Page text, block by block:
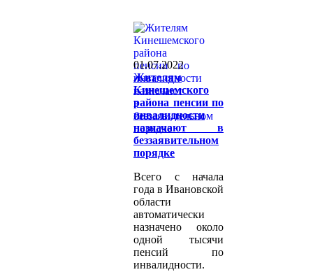
01.07.2022
Жителям
Кинешемского
района пенсии по
инвалидности
назначают в
беззаявительном
порядке
Всего с начала
года в Ивановской
области
автоматически
назначено около
одной тысячи
пенсий по
инвалидности.